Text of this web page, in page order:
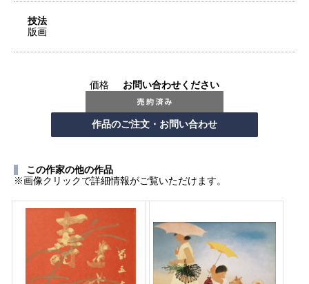
技法
版画
価格 お問い合わせください
この作家の他の作品
※画像クリックで詳細情報がご覧いただけます。